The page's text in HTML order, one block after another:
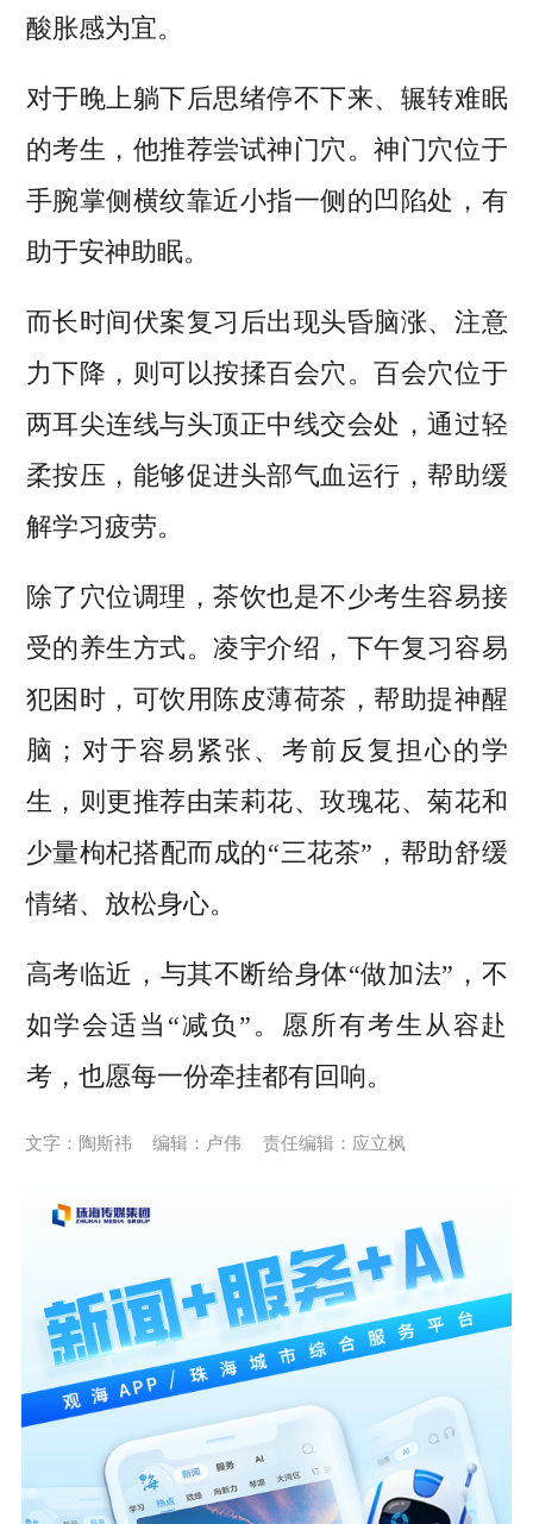
酸胀感为宜。
对于晚上躺下后思绪停不下来、辗转难眠
的考生，他推荐尝试神门穴。神门穴位于
手腕掌侧横纹靠近小指一侧的凹陷处，有
助于安神助眠。
而长时间伏案复习后出现头昏脑涨、注意
力下降，则可以按揉百会穴。百会穴位于
两耳尖连线与头顶正中线交会处，通过轻
柔按压，能够促进头部气血运行，帮助缓
解学习疲劳。
除了穴位调理，茶饮也是不少考生容易接
受的养生方式。凌宇介绍，下午复习容易
犯困时，可饮用陈皮薄荷茶，帮助提神醒
脑；对于容易紧张、考前反复担心的学
生，则更推荐由茉莉花、玫瑰花、菊花和
少量枸杞搭配而成的“三花茶”，帮助舒缓
情绪、放松身心。
高考临近，与其不断给身体“做加法”，不
如学会适当“减负”。愿所有考生从容赴
考，也愿每一份牵挂都有回响。
文字：陶斯祎 编辑：卢伟 责任编辑：应立枫